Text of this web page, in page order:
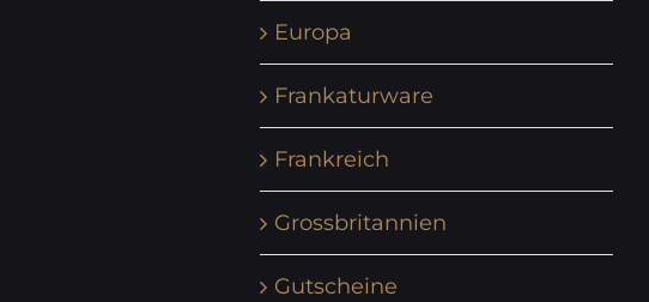
Europa
Frankaturware
Frankreich
Grossbritannien
Gutscheine